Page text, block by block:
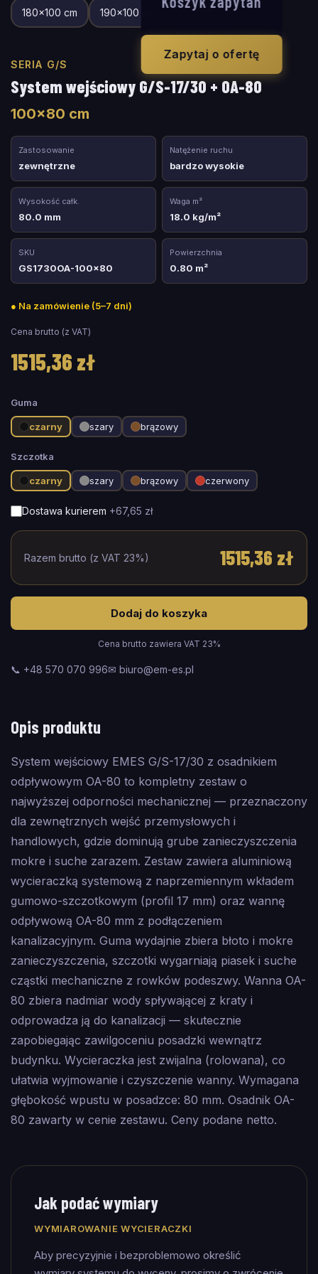
Zapytaj o ofertę
180×100 cm 190×100 200 cm
SERIA G/S
System wejściowy G/S-17/30 + OA-80
100×80 cm
Zastosowanie
zewnętrzne
Natężenie ruchu
bardzo wysokie
Wysokość całk.
80.0 mm
Waga m²
18.0 kg/m²
SKU
GS1730OA-100x80
Powierzchnia
0.80 m²
● Na zamówienie (5–7 dni)
Cena brutto (z VAT)
1515,36 zł
Guma
czarny szary brązowy
Szczotka
czarny szary brązowy czerwony
Dostawa kurierem +67,65 zł
Razem brutto (z VAT 23%) 1515,36 zł
Dodaj do koszyka
Cena brutto zawiera VAT 23%
📞 +48 570 070 996✉ biuro@em-es.pl
Opis produktu
System wejściowy EMES G/S-17/30 z osadnikiem
odpływowym OA-80 to kompletny zestaw o
najwyższej odporności mechanicznej — przeznaczony
dla zewnętrznych wejść przemysłowych i
handlowych, gdzie dominują grube zanieczyszczenia
mokre i suche zarazem. Zestaw zawiera aluminiową
wycieraczką systemową z naprzemiennym wkładem
gumowo-szczotkowym (profil 17 mm) oraz wannę
odpływową OA-80 mm z podłączeniem
kanalizacyjnym. Guma wydajnie zbiera błoto i mokre
zanieczyszczenia, szczotki wygarniają piasek i suche
cząstki mechaniczne z rowków podeszwy. Wanna OA-
80 zbiera nadmiar wody spływającej z kraty i
odprowadza ją do kanalizacji — skutecznie
zapobiegając zawilgoceniu posadzki wewnątrz
budynku. Wycieraczka jest zwijalna (rolowana), co
ułatwia wyjmowanie i czyszczenie wanny. Wymagana
głębokość wpustu w posadzce: 80 mm. Osadnik OA-
80 zawarty w cenie zestawu. Ceny podane netto.
Jak podać wymiary
WYMIAROWANIE WYCIERACZKI
Aby precyzyjnie i bezproblemowo określić